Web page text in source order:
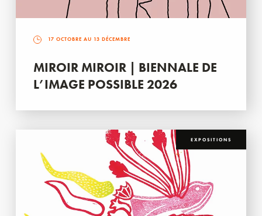
17 OCTOBRE AU 13 DÉCEMBRE
MIROIR MIROIR | BIENNALE DE
L’IMAGE POSSIBLE 2026
EXPOSITIONS